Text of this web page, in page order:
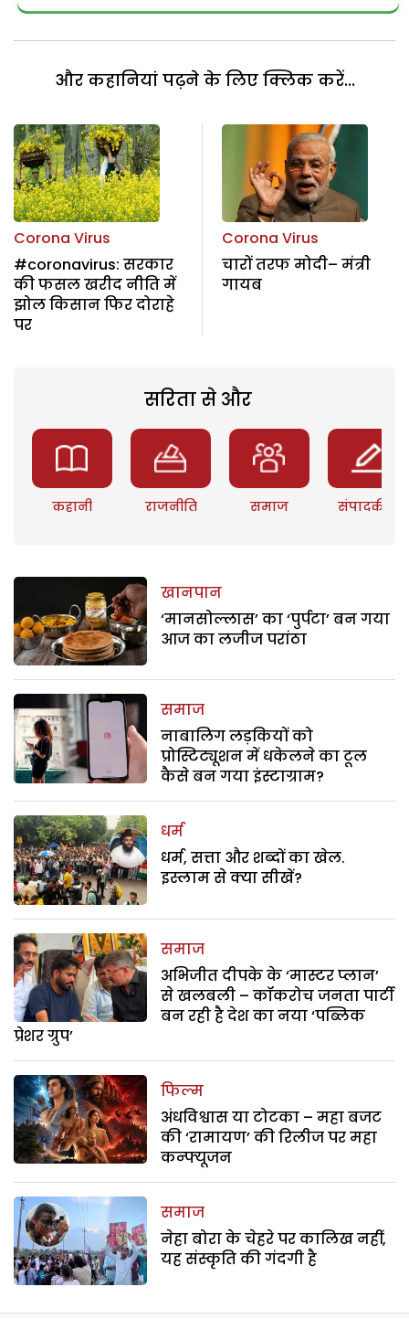
और कहानियां पढ़ने के लिए क्लिक करें...
Corona Virus
#coronavirus: सरकार
की फसल खरीद नीति में
झोल किसान फिर दोराहे
पर
Corona Virus
चारों तरफ मोदी– मंत्री
गायब
सरिता से और
कहानी राजनीति समाज संपादकीय
खानपान
‘मानसोल्लास’ का ‘पुर्पटा’ बन गया
आज का लजीज परांठा
समाज
नाबालिग लड़कियों को
प्रोस्टिट्यूशन में धकेलने का टूल
कैसे बन गया इंस्टाग्राम?
धर्म
धर्म, सत्ता और शब्दों का खेल.
इस्लाम से क्या सीखें?
समाज
अभिजीत दीपके के ‘मास्टर प्लान’
से खलबली – कॉकरोच जनता पार्टी
बन रही है देश का नया ‘पब्लिक
प्रेशर ग्रुप’
फिल्म
अंधविश्वास या टोटका – महा बजट
की ‘रामायण’ की रिलीज पर महा
कन्फ्यूजन
समाज
नेहा बोरा के चेहरे पर कालिख नहीं,
यह संस्कृति की गंदगी है